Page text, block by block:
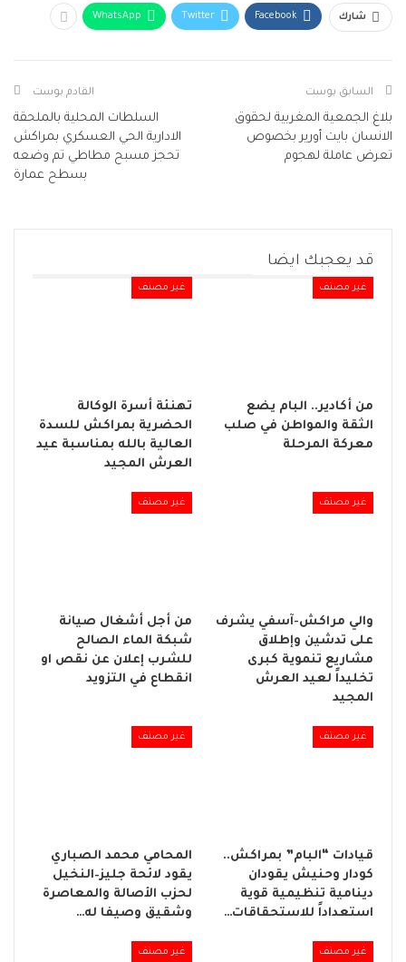
شارك Facebook
Twitter
WhatsApp
السابق بوست
بلاغ الجمعية المغربية لحقوق
الانسان بايت أورير بخصوص
تعرض عاملة لهجوم
القادم بوست
السلطات المحلية بالملحقة
الادارية الحي العسكري بمراكش
تحجز مسبح مطاطي تم وضعه
بسطح عمارة
قد يعجبك ايضا
غير مصنف
من أكادير.. البام يضع
الثقة والمواطن في صلب
معركة المرحلة
غير مصنف
تهنئة أسرة الوكالة
الحضرية بمراكش للسدة
العالية بالله بمناسبة عيد
العرش المجيد
غير مصنف
والي مراكش-آسفي يشرف
على تدشين وإطلاق
مشاريع تنموية كبرى
تخليداً لعيد العرش
المجيد
غير مصنف
من أجل أشغال صيانة
شبكة الماء الصالح
للشرب إعلان عن نقص او
انقطاع في التزويد
غير مصنف
قيادات “البام” بمراكش..
كودار وحنيش يقودان
دينامية تنظيمية قوية
استعداداً للاستحقاقات…
غير مصنف
المحامي محمد الصباري
يقود لائحة جليز–النخيل
لحزب الأصالة والمعاصرة
وشقيق وصيفا له…
غير مصنف غير مصنف